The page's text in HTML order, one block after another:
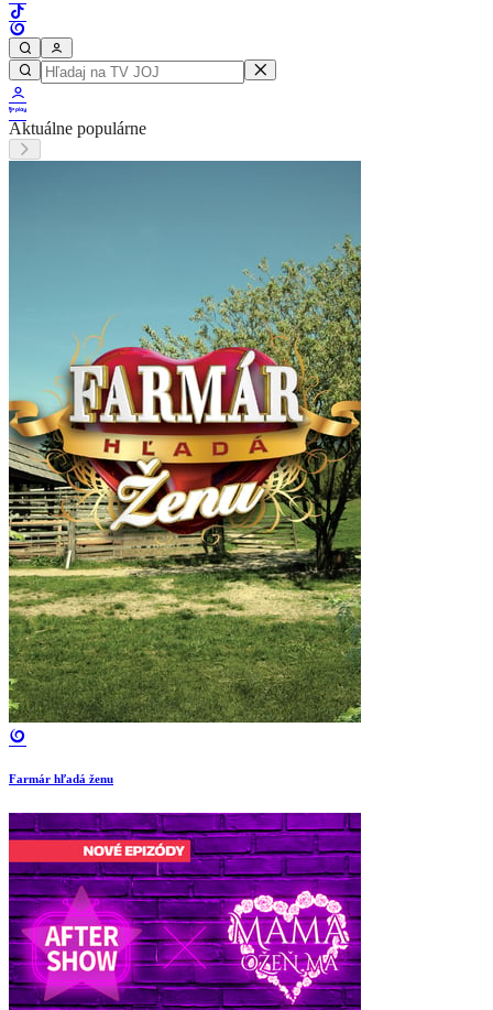
Aktuálne populárne
Farmár hľadá ženu